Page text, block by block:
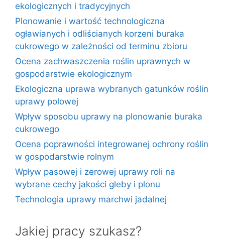
ekologicznych i tradycyjnych
Plonowanie i wartość technologiczna
ogławianych i odliścianych korzeni buraka
cukrowego w zależności od terminu zbioru
Ocena zachwaszczenia roślin uprawnych w
gospodarstwie ekologicznym
Ekologiczna uprawa wybranych gatunków roślin
uprawy polowej
Wpływ sposobu uprawy na plonowanie buraka
cukrowego
Ocena poprawności integrowanej ochrony roślin
w gospodarstwie rolnym
Wpływ pasowej i zerowej uprawy roli na
wybrane cechy jakości gleby i plonu
Technologia uprawy marchwi jadalnej
Jakiej pracy szukasz?